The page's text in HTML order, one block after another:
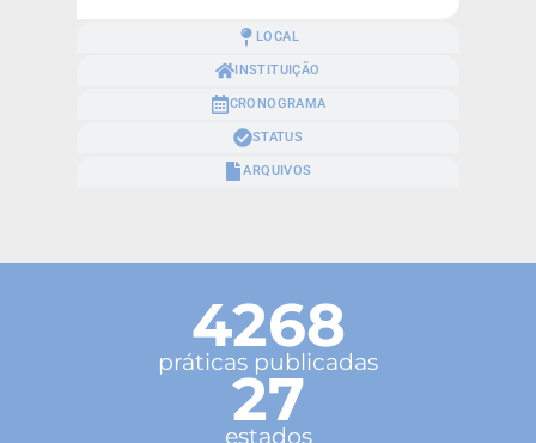
LOCAL
INSTITUIÇÃO
CRONOGRAMA
STATUS
ARQUIVOS
4268
práticas publicadas
27
estados